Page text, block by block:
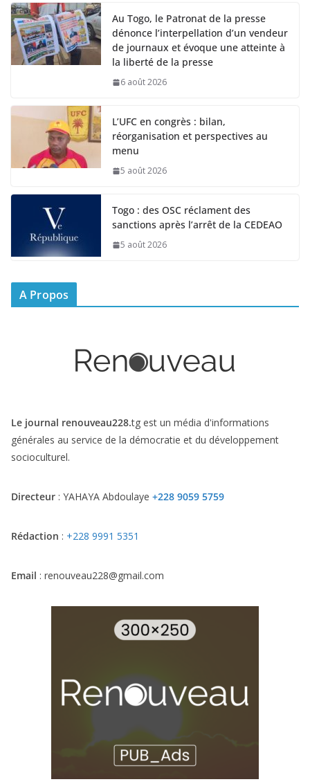
Au Togo, le Patronat de la presse
dénonce l’interpellation d’un vendeur
de journaux et évoque une atteinte à
la liberté de la presse
6 août 2026
L’UFC en congrès : bilan,
réorganisation et perspectives au
menu
5 août 2026
Togo : des OSC réclament des
sanctions après l’arrêt de la CEDEAO
5 août 2026
A Propos
Le journal renouveau228.tg est un média d'informations
générales au service de la démocratie et du développement
socioculturel.
Directeur : YAHAYA Abdoulaye +228 9059 5759
Rédaction : +228 9991 5351
Email : renouveau228@gmail.com